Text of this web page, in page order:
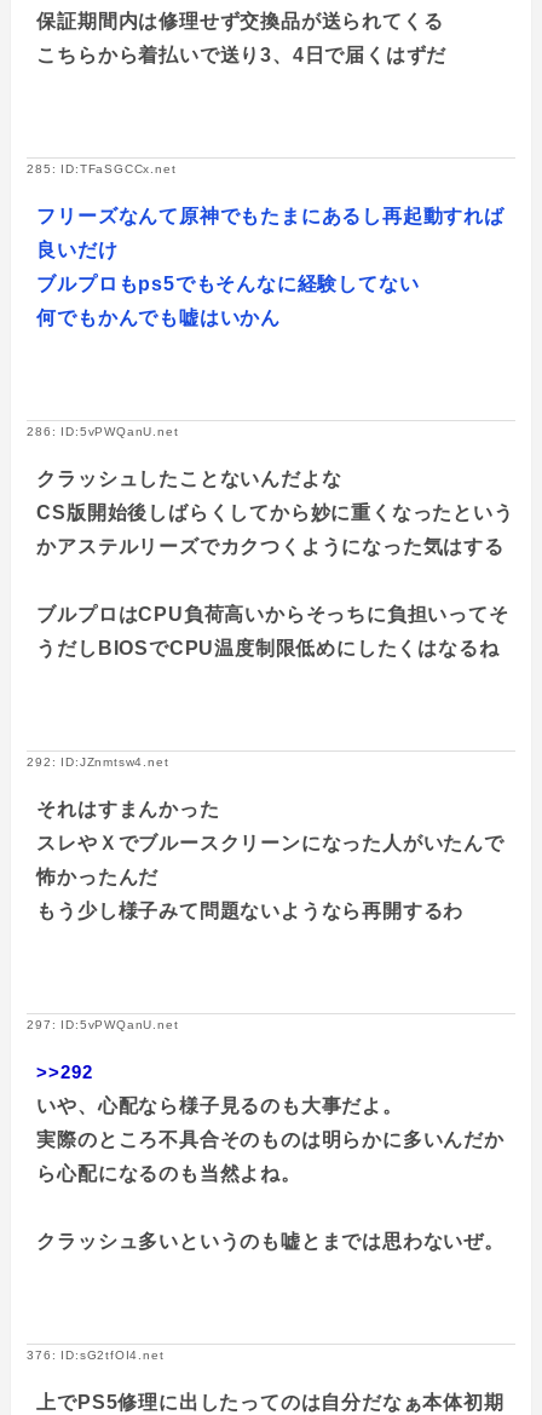
保証期間内は修理せず交換品が送られてくる
こちらから着払いで送り3、4日で届くはずだ
285: ID:TFaSGCCx.net
フリーズなんて原神でもたまにあるし再起動すれば
良いだけ
ブルプロもps5でもそんなに経験してない
何でもかんでも嘘はいかん
286: ID:5vPWQanU.net
クラッシュしたことないんだよな
CS版開始後しばらくしてから妙に重くなったという
かアステルリーズでカクつくようになった気はする
ブルプロはCPU負荷高いからそっちに負担いってそ
うだしBIOSでCPU温度制限低めにしたくはなるね
292: ID:JZnmtsw4.net
それはすまんかった
スレやＸでブルースクリーンになった人がいたんで
怖かったんだ
もう少し様子みて問題ないようなら再開するわ
297: ID:5vPWQanU.net
>>292
いや、心配なら様子見るのも大事だよ。
実際のところ不具合そのものは明らかに多いんだか
ら心配になるのも当然よね。
クラッシュ多いというのも嘘とまでは思わないぜ。
376: ID:sG2tfOI4.net
上でPS5修理に出したってのは自分だなぁ本体初期